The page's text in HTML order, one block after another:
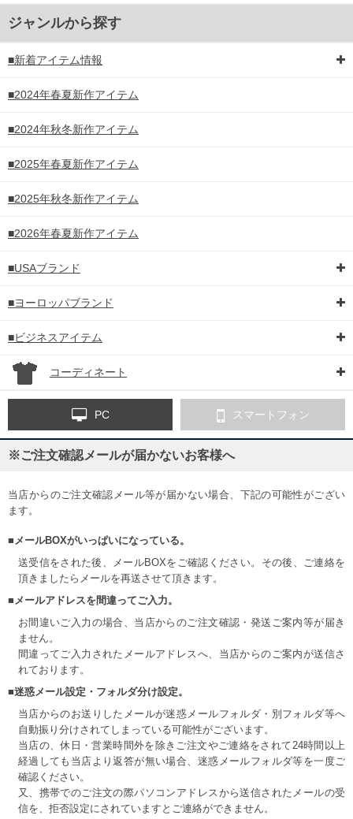
COLOR VARIATION
ジャンルから探す
■新着アイテム情報
■2024年春夏新作アイテム
■2024年秋冬新作アイテム
■2025年春夏新作アイテム
■2025年秋冬新作アイテム
■2026年春夏新作アイテム
■USAブランド
■ヨーロッパブランド
■ビジネスアイテム
コーディネート
PC スマートフォン
※ご注文確認メールが届かないお客様へ
当店からのご注文確認メール等が届かない場合、下記の可能性がござい
ます。
■メールBOXがいっぱいになっている。
送受信をされた後、メールBOXをご確認ください。その後、ご連絡を
頂きましたらメールを再送させて頂きます。
■メールアドレスを間違ってご入力。
お間違いご入力の場合、当店からのご注文確認・発送ご案内等が届き
ません。
間違ってご入力されたメールアドレスへ、当店からのご案内が送信さ
れております。
■迷惑メール設定・フォルダ分け設定。
当店からのお送りしたメールが迷惑メールフォルダ・別フォルダ等へ
自動振り分けされてしまっている可能性がございます。
当店の、休日・営業時間外を除きご注文やご連絡をされて24時間以上
経過しても当店より返答が無い場合、迷惑メールフォルダ等を一度ご
確認ください。
又、携帯でのご注文の際パソコンアドレスから送信されたメールの受
信を、拒否設定にされていますとご連絡ができません。